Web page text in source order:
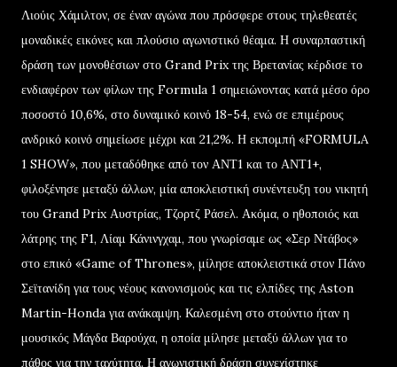
Λιούις Χάμιλτον, σε έναν αγώνα που πρόσφερε στους τηλεθεατές
μοναδικές εικόνες και πλούσιο αγωνιστικό θέαμα. Η συναρπαστική
δράση των μονοθέσιων στο Grand Prix της Βρετανίας κέρδισε το
ενδιαφέρον των φίλων της Formula 1 σημειώνοντας κατά μέσο όρο
ποσοστό 10,6%, στο δυναμικό κοινό 18-54, ενώ σε επιμέρους
ανδρικό κοινό σημείωσε μέχρι και 21,2%. Η εκπομπή «FORMULA
1 SHOW», που μεταδόθηκε από τον ΑΝΤ1 και το ΑΝΤ1+,
φιλοξένησε μεταξύ άλλων, μία αποκλειστική συνέντευξη του νικητή
του Grand Prix Αυστρίας, Τζορτζ Ράσελ. Ακόμα, ο ηθοποιός και
λάτρης της F1, Λίαμ Κάνινγχαμ, που γνωρίσαμε ως «Σερ Ντάβος»
στο επικό «Game of Thrones», μίλησε αποκλειστικά στον Πάνο
Σεϊτανίδη για τους νέους κανονισμούς και τις ελπίδες της Aston
Martin-Honda για ανάκαμψη. Καλεσμένη στο στούντιο ήταν η
μουσικός Μάγδα Βαρούχα, η οποία μίλησε μεταξύ άλλων για το
πάθος για την ταχύτητα. Η αγωνιστική δράση συνεχίστηκε